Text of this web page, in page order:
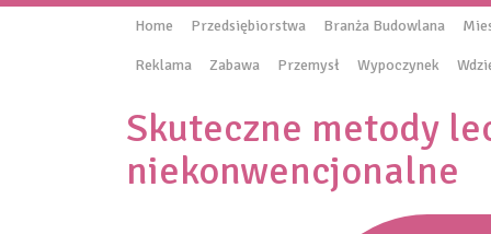
Home Przedsiębiorstwa Branża Budowlana
Reklama Zabawa Przemysł Wypoczynek
Skuteczne metody
niekonwencjonalne